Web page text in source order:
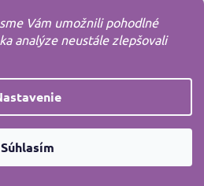
Vám umožnili pohodlné
analýze neustále zlepšovali
Súhlasím